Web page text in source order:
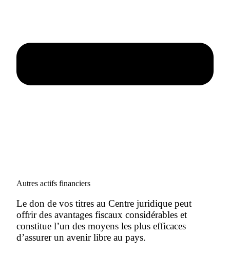
Autres actifs financiers
Le don de vos titres au Centre juridique peut
offrir des avantages fiscaux considérables et
constitue l’un des moyens les plus efficaces
d’assurer un avenir libre au pays.